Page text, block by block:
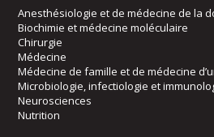
Anesthésiologie et de médecine de la
Biochimie et médecine moléculaire
Chirurgie
Médecine
Médecine de famille et de médecine
Microbiologie, infectiologie et
Neurosciences
Nutrition